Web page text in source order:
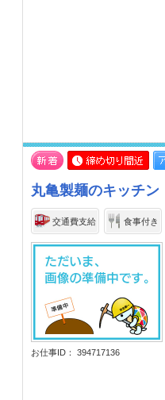
丸亀製麺のキッチン
交通費支給 食事付き
お仕事ID： 394717136